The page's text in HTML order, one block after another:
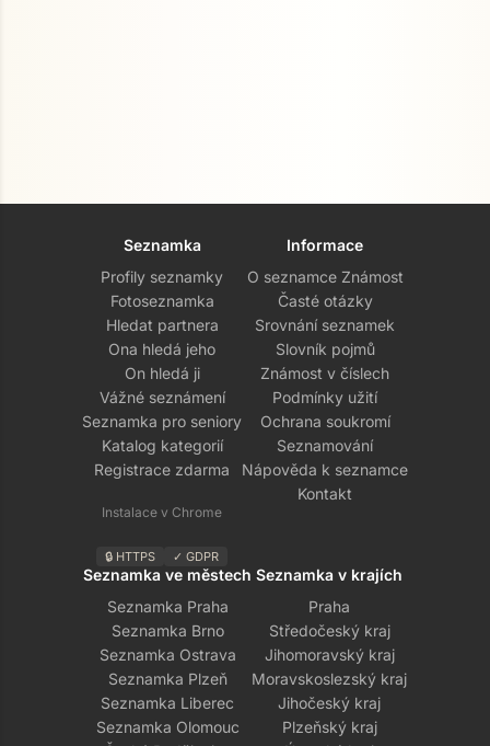
Seznamka
Profily seznamky
Fotoseznamka
Hledat partnera
Ona hledá jeho
On hledá ji
Vážné seznámení
Seznamka pro seniory
Katalog kategorií
Registrace zdarma
Instalace v Chrome
🔒 HTTPS ✓ GDPR
Informace
O seznamce Známost
Časté otázky
Srovnání seznamek
Slovník pojmů
Známost v číslech
Podmínky užití
Ochrana soukromí
Seznamování
Nápověda k seznamce
Kontakt
Seznamka ve městech
Seznamka Praha
Seznamka Brno
Seznamka Ostrava
Seznamka Plzeň
Seznamka Liberec
Seznamka Olomouc
Seznamka v krajích
Praha
Středočeský kraj
Jihomoravský kraj
Moravskoslezský kraj
Jihočeský kraj
Plzeňský kraj